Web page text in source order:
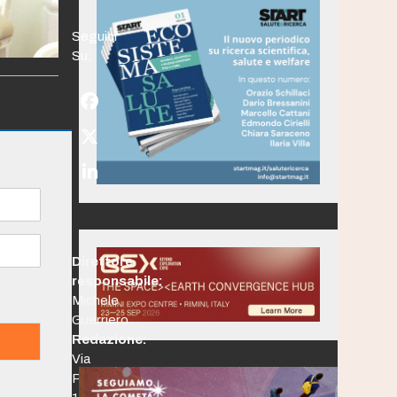
Seguici
Su:
Facebook
Twitter
(deprecated)
LinkedIn
Direttore
responsabile:
Michele
Guerriero
Redazione:
Via
Po,